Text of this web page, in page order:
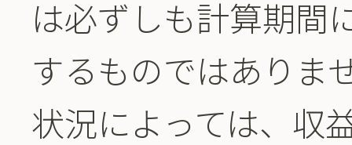
は必ずしも計算期間
するものではありま
状況によっては、収